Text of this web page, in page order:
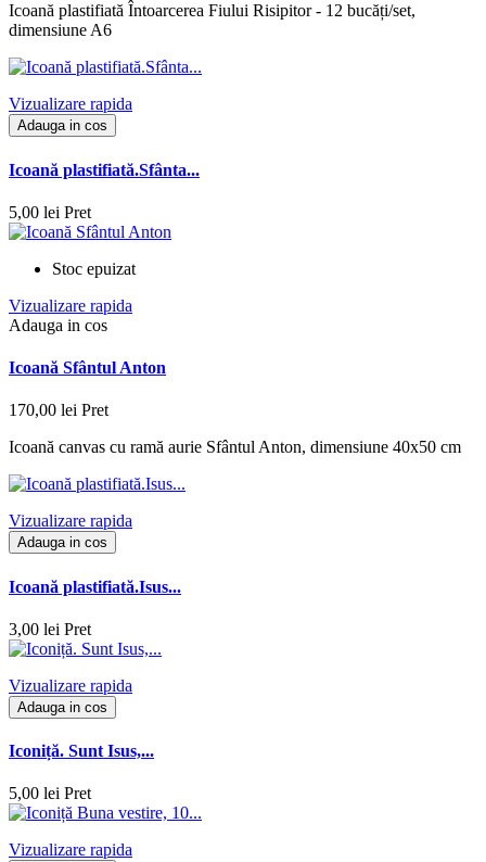
Icoană plastifiată Întoarcerea Fiului Risipitor - 12 bucăți/set,
dimensiune A6
Vizualizare rapida
Adauga in cos
Icoană plastifiată.Sfânta...
5,00 lei Pret
Stoc epuizat
Vizualizare rapida
Adauga in cos
Icoană Sfântul Anton
170,00 lei Pret
Icoană canvas cu ramă aurie Sfântul Anton, dimensiune 40x50 cm
Vizualizare rapida
Adauga in cos
Icoană plastifiată.Isus...
3,00 lei Pret
Vizualizare rapida
Adauga in cos
Iconiță. Sunt Isus,...
5,00 lei Pret
Vizualizare rapida